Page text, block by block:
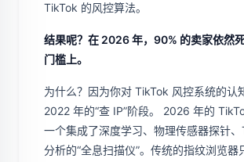
TikTok 的风控算法。
结果呢？在 2026 年，90% 的卖家依然
门槛上。
为什么？因为你对 TikTok 风控系统的认
2022 年的“查 IP”阶段。 2026 年的
一个集成了深度学习、物理传感器探针
分析的“全息扫描仪”。传统的指纹浏览器